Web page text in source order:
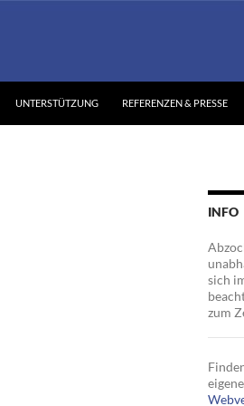
UNTERSTÜTZUNG REFERENZEN & PRESSE
INFO
sich
zum
eigene